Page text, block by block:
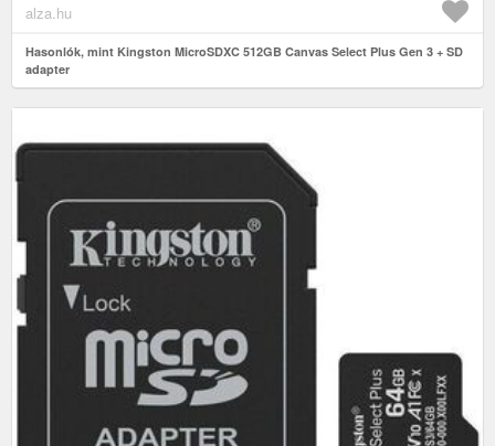
alza.hu
Hasonlók, mint Kingston MicroSDXC 512GB Canvas Select Plus Gen 3 + SD
adapter